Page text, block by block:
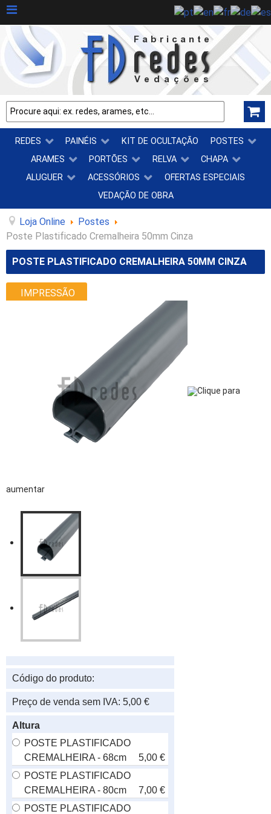
REDES PAINÉIS KIT DE OCULTAÇÃO
POSTES
ARAMES
PORTÕES RELVA
CHAPA
ALUGUER
ACESSÓRIOS
OFERTAS ESPECIAIS
VEDAÇÃO DE OBRA
Loja Online
Postes
Poste Plastificado Cremalheira 50mm Cinza
POSTE PLASTIFICADO CREMALHEIRA 50MM CINZA
IMPRESSÃO
Clique para
aumentar
Código do produto:
Preço de venda sem IVA: 5,00 €
Altura
POSTE PLASTIFICADO
CREMALHEIRA - 68cm
5,00 €
POSTE PLASTIFICADO
CREMALHEIRA - 80cm
7,00 €
POSTE PLASTIFICADO